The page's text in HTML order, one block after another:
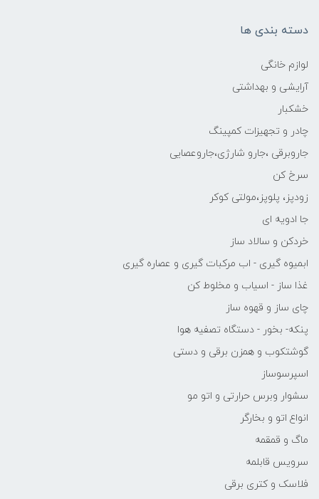
دسته بندی ها
لوازم خانگی
آرایشی و بهداشتی
خشکبار
چادر و تجهیزات کمپینگ
جاروبرقی ،جارو شارژی،جاروعصایی
سرخ کن
زودپز، پلوپز،مولتی کوکر
جا ادویه ای
خردکن و سالاد ساز
ابمیوه گیری - اب مرکبات گیری و عصاره گیری
غذا ساز - اسیاب و مخلوط کن
چای ساز و قهوه ساز
پنکه- بخور - دستگاه تصفیه هوا
گوشتکوب و همزن برقی و دستی
اسپرسوساز
سشوار وبرس حرارتی و اتو مو
انواع اتو و بخارگر
ماگ و قمقمه
سرویس قابلمه
فلاسک و کتری برقی